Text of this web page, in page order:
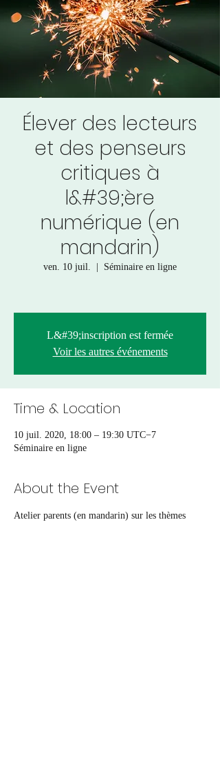
Élever des lecteurs
et des penseurs
critiques à
l&#39;ère
numérique (en
mandarin)
ven. 10 juil. Séminaire en ligne
L&#39;inscription est fermée
Voir les autres événements
Time & Location
10 juil. 2020, 18:00 – 19:30 UTC−7
Séminaire en ligne
About the Event
Atelier parents (en mandarin) sur les thèmes